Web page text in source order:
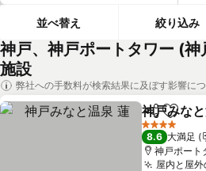
並べ替え 絞り込み
神戸、神戸ポートタワー (
施設
弊社への手数料が検索結果に及ぼす影響に
シェアお気
神戸みな
4 ホテルのラン
8.6 大満足
神戸ポート
屋内と屋